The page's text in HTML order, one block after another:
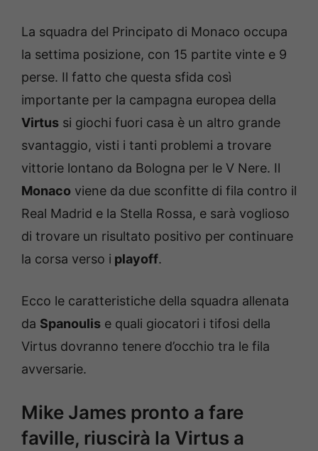
La squadra del Principato di Monaco occupa
la settima posizione, con 15 partite vinte e 9
perse. Il fatto che questa sfida così
importante per la campagna europea della
Virtus si giochi fuori casa è un altro grande
svantaggio, visti i tanti problemi a trovare
vittorie lontano da Bologna per le V Nere. Il
Monaco viene da due sconfitte di fila contro il
Real Madrid e la Stella Rossa, e sarà voglioso
di trovare un risultato positivo per continuare
la corsa verso i playoff.
Ecco le caratteristiche della squadra allenata
da Spanoulis e quali giocatori i tifosi della
Virtus dovranno tenere d’occhio tra le fila
avversarie.
Mike James pronto a fare
faville, riuscirà la Virtus a